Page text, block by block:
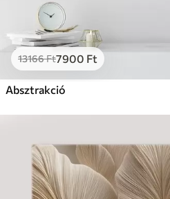
13166Ft7900 Ft
Absztrakció